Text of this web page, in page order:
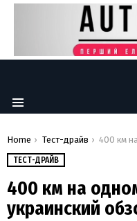
Menu
You are here:
Home Тест-драйв 400 км на одном заряде:
ТЕСТ-ДРАЙВ
400 км на
украинский